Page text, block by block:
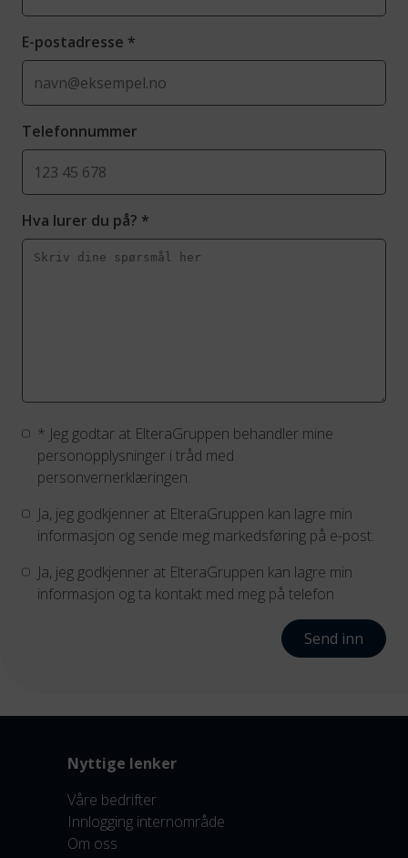
E-postadresse *
Telefonnummer
Hva lurer du på? *
* Jeg godtar at ElteraGruppen behandler mine
personopplysninger i tråd med
personvernerklæringen.
Ja, jeg godkjenner at ElteraGruppen kan lagre min
informasjon og sende meg markedsføring på e-post.
Ja, jeg godkjenner at ElteraGruppen kan lagre min
informasjon og ta kontakt med meg på telefon
Send inn
Nyttige lenker
Våre bedrifter
Innlogging internområde
Om oss